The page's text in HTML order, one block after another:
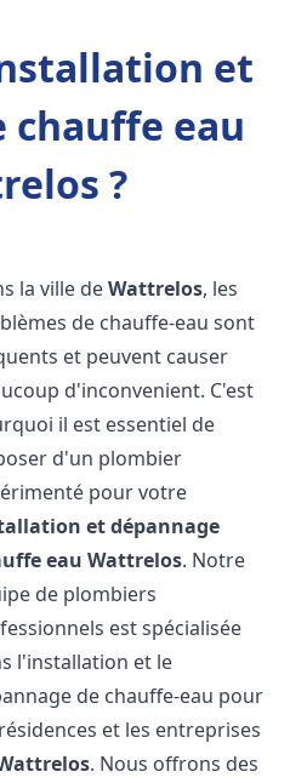
et
chauffe eau
?
la ville deWattrelos, les
de chauffe-eau sont
et peuvent causer
d'inconvenient. C'est
il est essentiel de
d'un plombier
pour votre
et dépannage
eau Wattrelos. Notre
de plombiers
est spécialisée
l'installation et le
de chauffe-eau pour
et les entreprises
. Nous offrons des